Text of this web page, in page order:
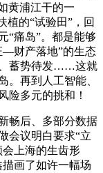
黄浦江干的一
植的“试验田”，回
“痛岛”。都是能够
—财产落地”的生态
、蓄势待发……这就
再到人工智能、
险多元的挑和！
后、多部分数据
会议明白要求“立
上海的生齿形
画了如许一幅场